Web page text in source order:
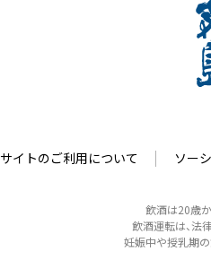
サイトのご利用について ソー
飲酒は20歳
飲酒運転は、法
妊娠中や授乳期